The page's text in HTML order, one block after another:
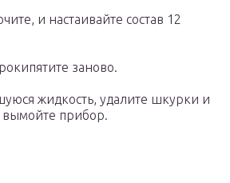
и настаивайте состав 12
заново.
жидкость, удалите шкурки и
вымойте прибор.